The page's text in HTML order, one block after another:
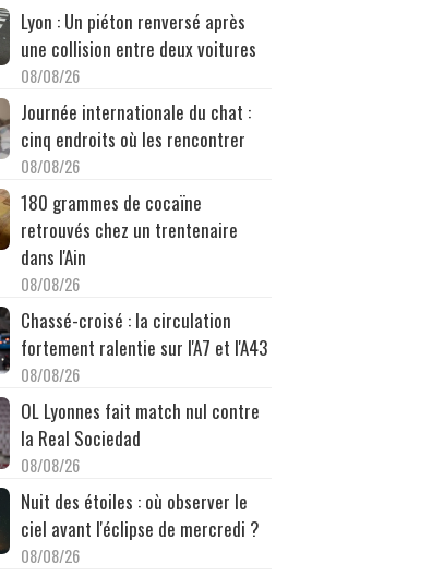
Lyon : Un piéton renversé après
une collision entre deux voitures
08/08/26
Journée internationale du chat :
cinq endroits où les rencontrer
08/08/26
180 grammes de cocaïne
retrouvés chez un trentenaire
dans l'Ain
08/08/26
Chassé-croisé : la circulation
fortement ralentie sur l'A7 et l'A43
08/08/26
OL Lyonnes fait match nul contre
la Real Sociedad
08/08/26
Nuit des étoiles : où observer le
ciel avant l'éclipse de mercredi ?
08/08/26